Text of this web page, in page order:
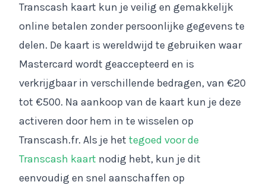
Transcash kaart kun je veilig en gemakkelijk
online betalen zonder persoonlijke gegevens te
delen. De kaart is wereldwijd te gebruiken waar
Mastercard wordt geaccepteerd en is
verkrijgbaar in verschillende bedragen, van €20
tot €500. Na aankoop van de kaart kun je deze
activeren door hem in te wisselen op
Transcash.fr. Als je het tegoed voor de
Transcash kaart nodig hebt, kun je dit
eenvoudig en snel aanschaffen op